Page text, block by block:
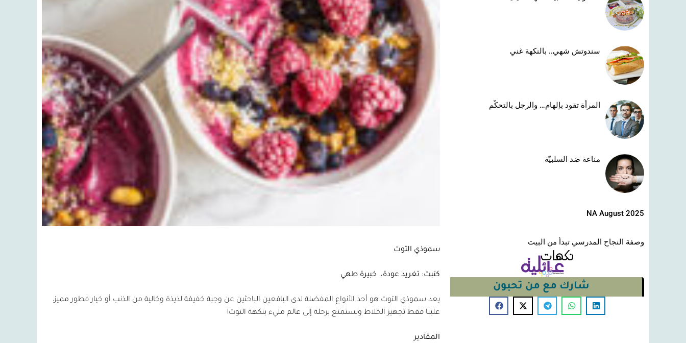
سندوتش شهي.. بالنكهة غني
المرأة تقود بإلهام… والرجل بالتحكّم
مناعة ضد السلبيّة
NA August 2025
وصفة النجاح المدرسي تبدأ من البيت
شارك مع من تحبون
سموذي التوت
كتبت: تغريد عودة، خبيرة طهي
يعد سموذي التوت هو أحد الأنواع المفضلة لدى اليافعين الباحثين عن وجبة خفيفة لذيذة وخالية من الذنب أو خيار فطور مميز،
علينا فقط تجهيز الخلاط ونستمتع برحلة إلى عالم مليء بنكهة التوت!
المقادير